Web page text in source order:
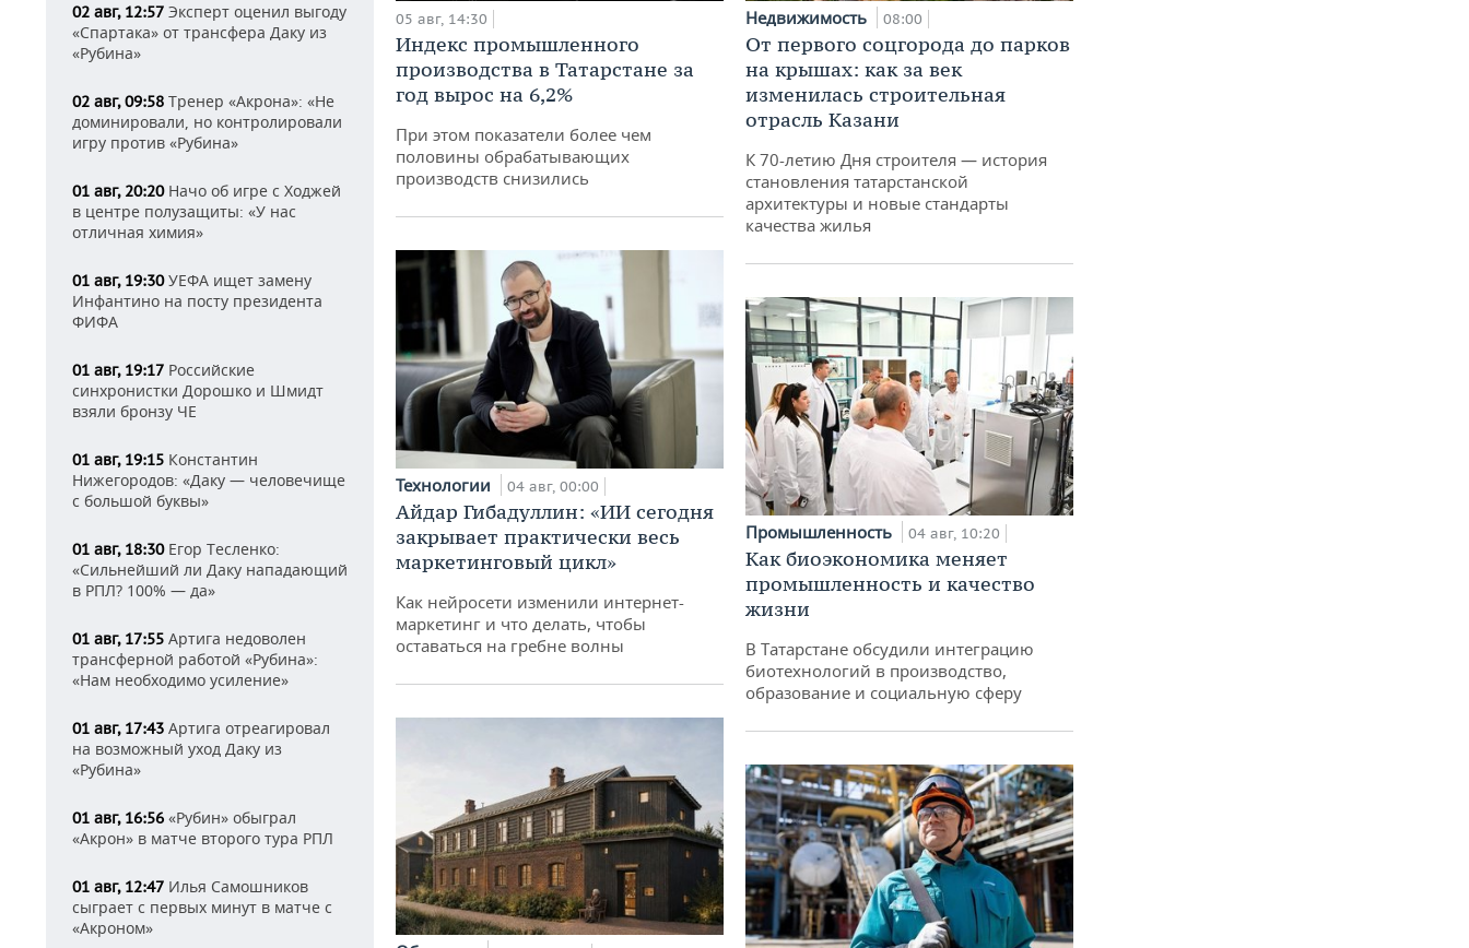
02 авг, 12:57 Эксперт оценил выгоду
«Спартака» от трансфера Даку из
«Рубина»
02 авг, 09:58 Тренер «Акрона»: «Не
доминировали, но контролировали
игру против «Рубина»
01 авг, 20:20Начо об игре с Ходжей
в центре полузащиты: «У нас
отличная химия»
01 авг, 19:30УЕФА ищет замену
Инфантино на посту президента
ФИФА
01 авг, 19:17 Российские
синхронистки Дорошко и Шмидт
взяли бронзу ЧЕ
01 авг, 19:15 Константин
Нижегородов: «Даку — человечище
с большой буквы»
01 авг, 18:30Егор Тесленко:
«Сильнейший ли Даку нападающий
в РПЛ? 100% — да»
01 авг, 17:55 Артига недоволен
трансферной работой «Рубина»:
«Нам необходимо усиление»
01 авг, 17:43 Артига отреагировал
на возможный уход Даку из
«Рубина»
01 авг, 16:56 «Рубин» обыграл
«Акрон» в матче второго тура РПЛ
01 авг, 12:47 Илья Самошников
сыграет с первых минут в матче с
«Акроном»
05 авг, 14:30
Индекс промышленного
производства в Татарстане за
год вырос на 6,2%
При этом показатели более чем
половины обрабатывающих
производств снизились
Технологии 04 авг, 00:00
Айдар Гибадуллин: «ИИ сегодня
закрывает практически весь
маркетинговый цикл»
Как нейросети изменили интернет-
маркетинг и что делать, чтобы
оставаться на гребне волны
Недвижимость 08:00
От первого соцгорода до парков
на крышах: как за век
изменилась строительная
отрасль Казани
К 70-летию Дня строителя — история
становления татарстанской
архитектуры и новые стандарты
качества жилья
Промышленность 04 авг, 10:20
Как биоэкономика меняет
промышленность и качество
жизни
В Татарстане обсудили интеграцию
биотехнологий в производство,
образование и социальную сферу